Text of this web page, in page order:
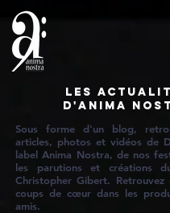
Les
d'Anima
Sous forme d'un blog,
articles, photos et vidéos de
label Anima Nostra, de nos
les parutions et créations
Christopher Gibert. Retrouvez
coups de cœur dans les
amis.